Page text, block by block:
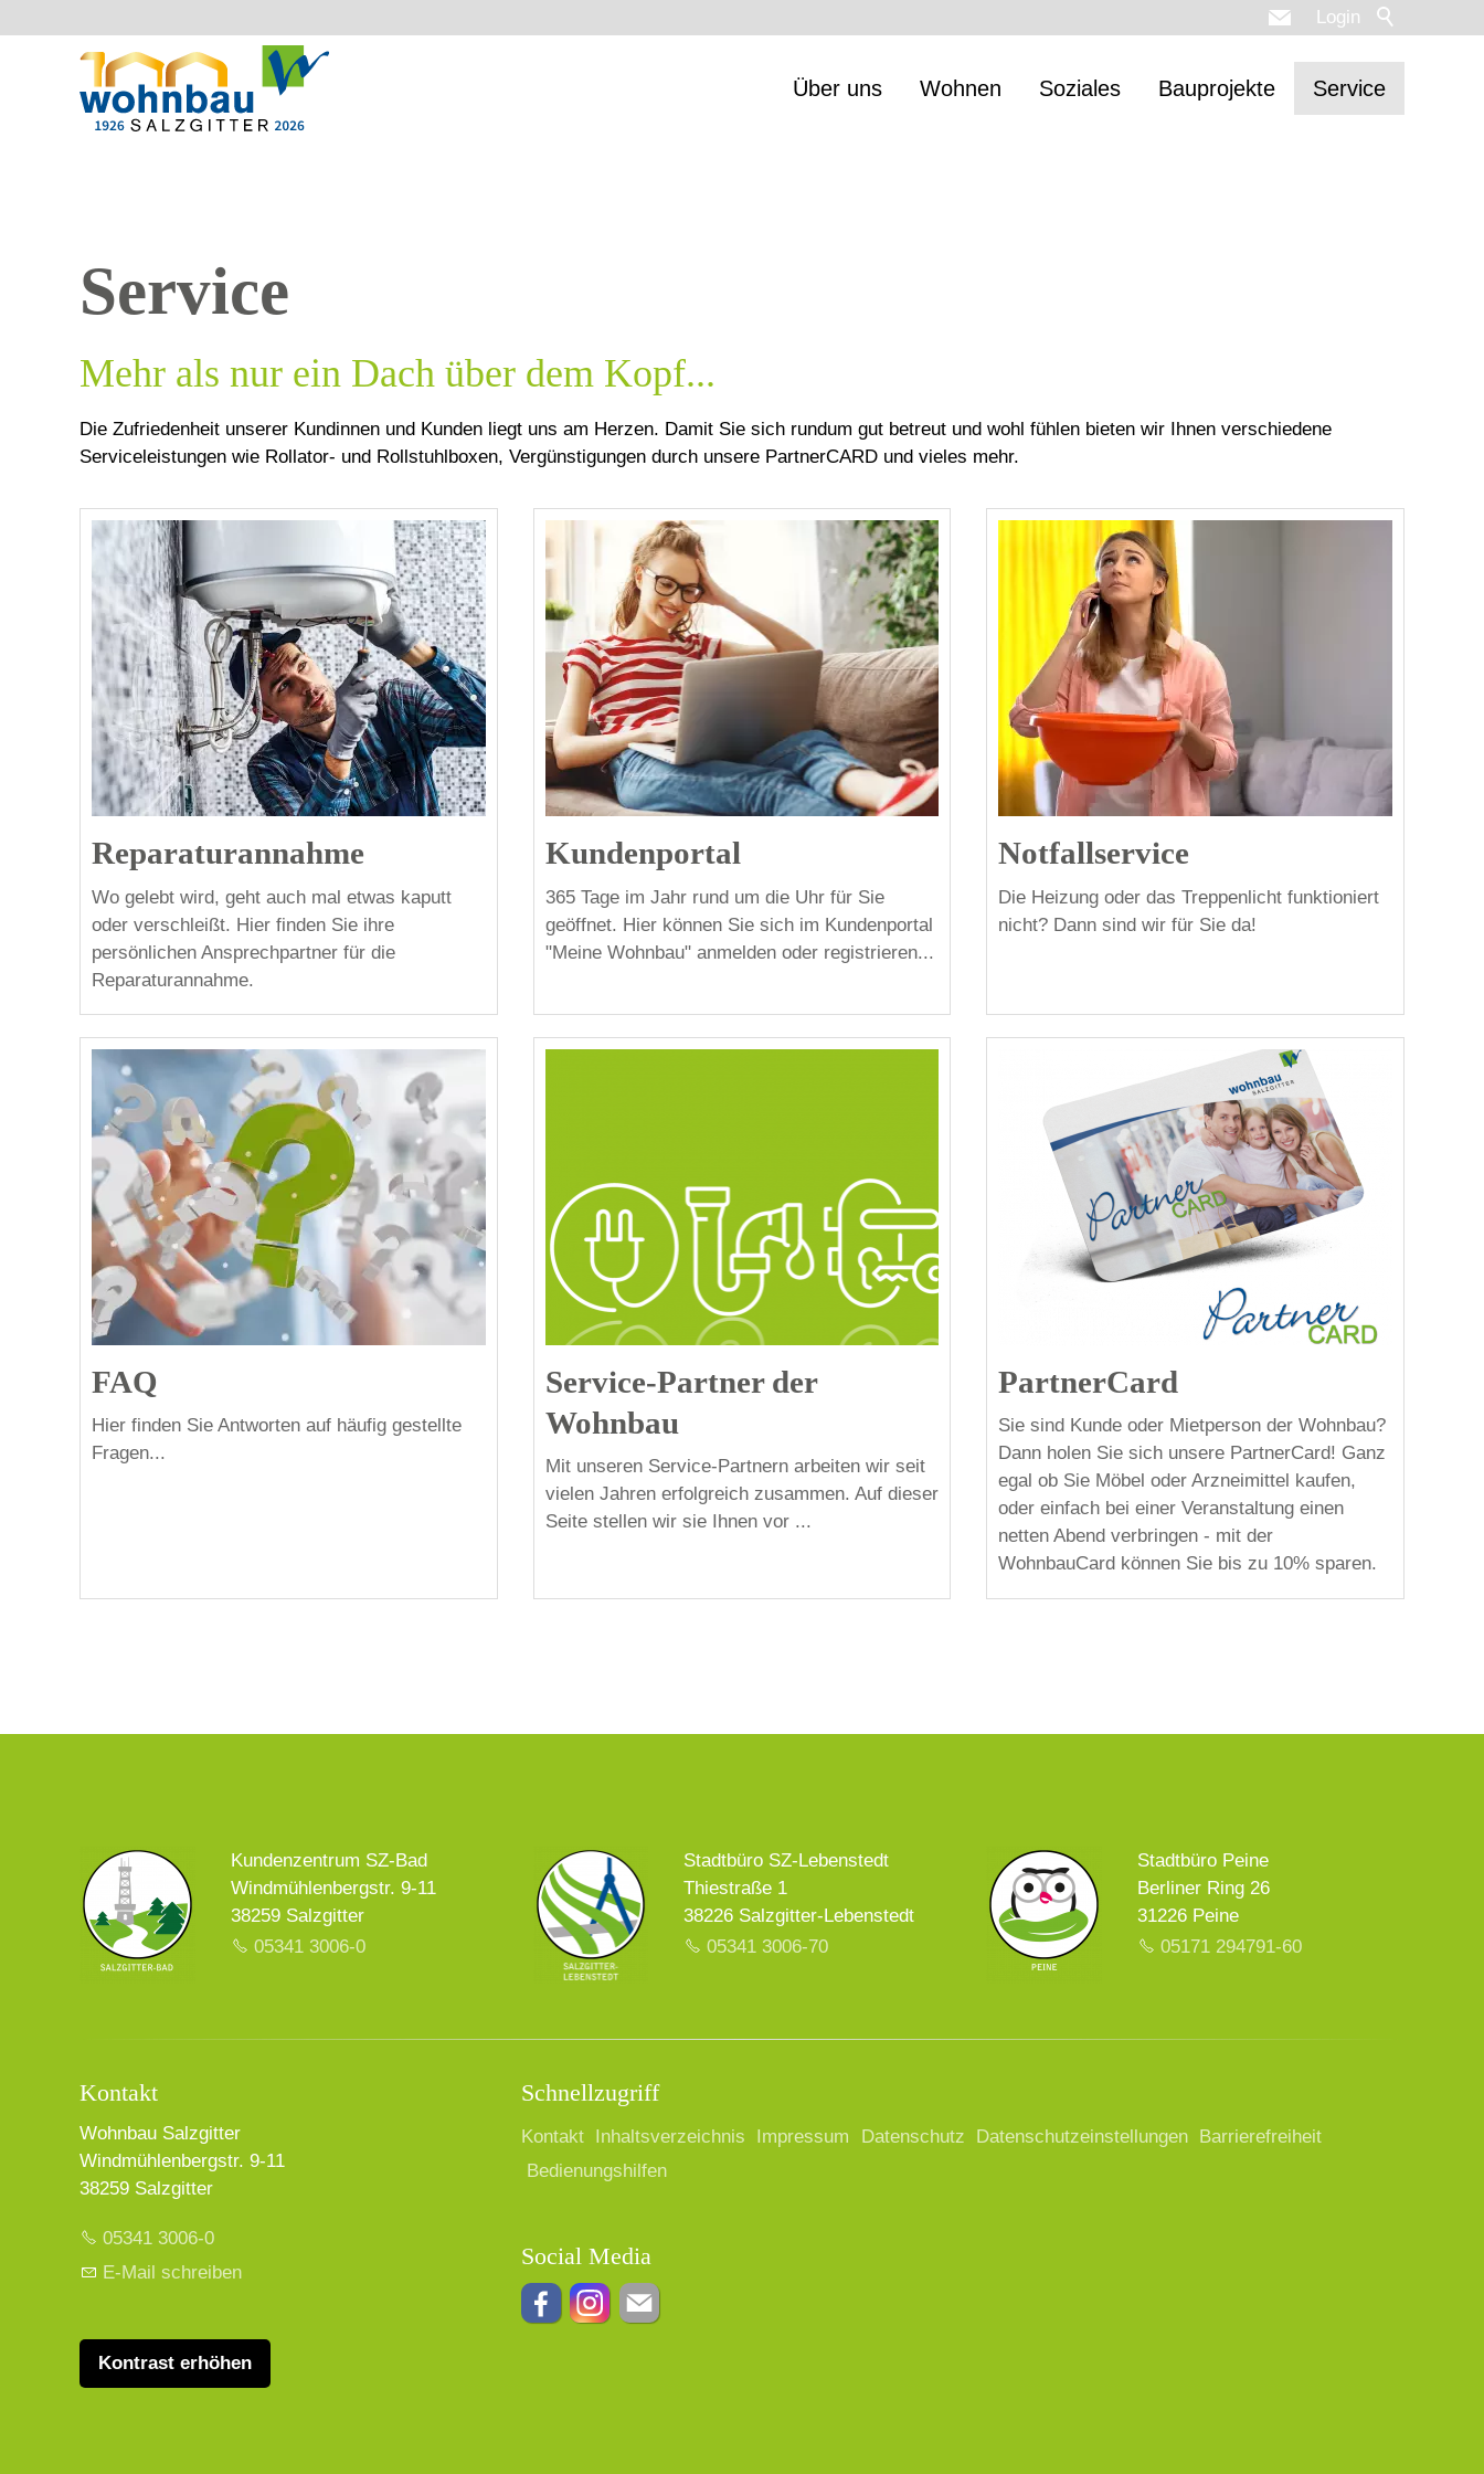
Login
Über uns Wohnen Soziales Bauprojekte Service
Service
Mehr als nur ein Dach über dem Kopf...
Die Zufriedenheit unserer Kundinnen und Kunden liegt uns am Herzen. Damit Sie sich rundum gut betreut und wohl fühlen bieten wir Ihnen verschiedene
Serviceleistungen wie Rollator- und Rollstuhlboxen, Vergünstigungen durch unsere PartnerCARD und vieles mehr.
Reparaturannahme
Wo gelebt wird, geht auch mal etwas kaputt
oder verschleißt. Hier finden Sie ihre
persönlichen Ansprechpartner für die
Reparaturannahme.
Kundenportal
365 Tage im Jahr rund um die Uhr für Sie
geöffnet. Hier können Sie sich im Kundenportal
"Meine Wohnbau" anmelden oder registrieren...
Notfallservice
Die Heizung oder das Treppenlicht funktioniert
nicht? Dann sind wir für Sie da!
FAQ
Hier finden Sie Antworten auf häufig gestellte
Fragen...
Service-Partner der
Wohnbau
Mit unseren Service-Partnern arbeiten wir seit
vielen Jahren erfolgreich zusammen. Auf dieser
Seite stellen wir sie Ihnen vor ...
PartnerCard
Sie sind Kunde oder Mietperson der Wohnbau?
Dann holen Sie sich unsere PartnerCard! Ganz
egal ob Sie Möbel oder Arzneimittel kaufen,
oder einfach bei einer Veranstaltung einen
netten Abend verbringen - mit der
WohnbauCard können Sie bis zu 10% sparen.
Kundenzentrum SZ-Bad
Windmühlenbergstr. 9-11
38259 Salzgitter
05341 3006-0
Stadtbüro SZ-Lebenstedt
Thiestraße 1
38226 Salzgitter-Lebenstedt
05341 3006-70
Stadtbüro Peine
Berliner Ring 26
31226 Peine
05171 294791-60
Kontakt
Wohnbau Salzgitter
Windmühlenbergstr. 9-11
38259 Salzgitter
05341 3006-0
E-Mail schreiben
Schnellzugriff
Kontakt Inhaltsverzeichnis Impressum Datenschutz Datenschutzeinstellungen Barrierefreiheit
Bedienungshilfen
Social Media
Kontrast erhöhen